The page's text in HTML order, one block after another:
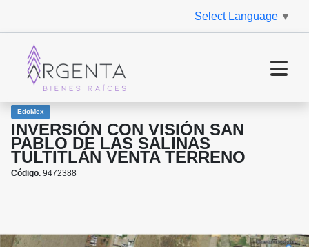
Select Language ▼
EdoMex
INVERSIÓN CON VISIÓN SAN
PABLO DE LAS SALINAS
TULTITLÁN VENTA TERRENO
Código. 9472388